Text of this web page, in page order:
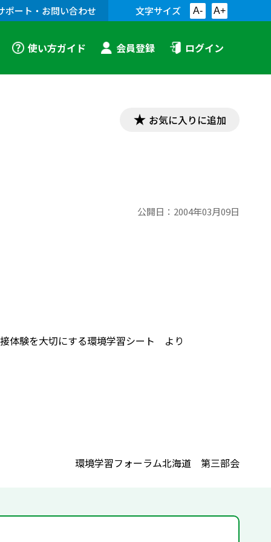
ポート・お問い合わせ 文字サイズ A- A+
使い方ガイド 会員登録 ログイン
お気に入りに追加
公開日： 2004年03月09日
体験を大切にする環境学習シート より
環境学習フォーラム北海道 第三部会